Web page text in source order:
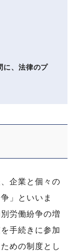
に、法律のプ
企業と個々の
」といいま
労働紛争の増
手続きに参加
めの制度とし